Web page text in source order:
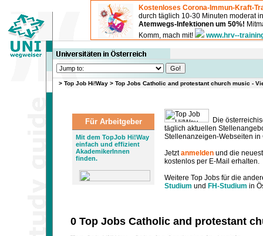
Kostenloses Corona-Immun-Kraft-
durch täglich 10-30 Minuten moderat
Atemwegs-Infektionen um 50%!
Komm, mach mit!
www.hrv--
> Top Job Hi!Way > Top Jobs Catholic and protestant church music -
Für Arbeitgeber
Mit dem TopJob Hi!Way
einfach und effizient
AkademikerInnen
finden.
Die
täglich aktuellen
Stellenanzeigen-Webseiten in
Jetztanmelden und die
kostenlos per E-Mail erhalten.
Weitere Top Jobs für die
Studium und FH-Studium in
0 Top Jobs Catholic and protestant